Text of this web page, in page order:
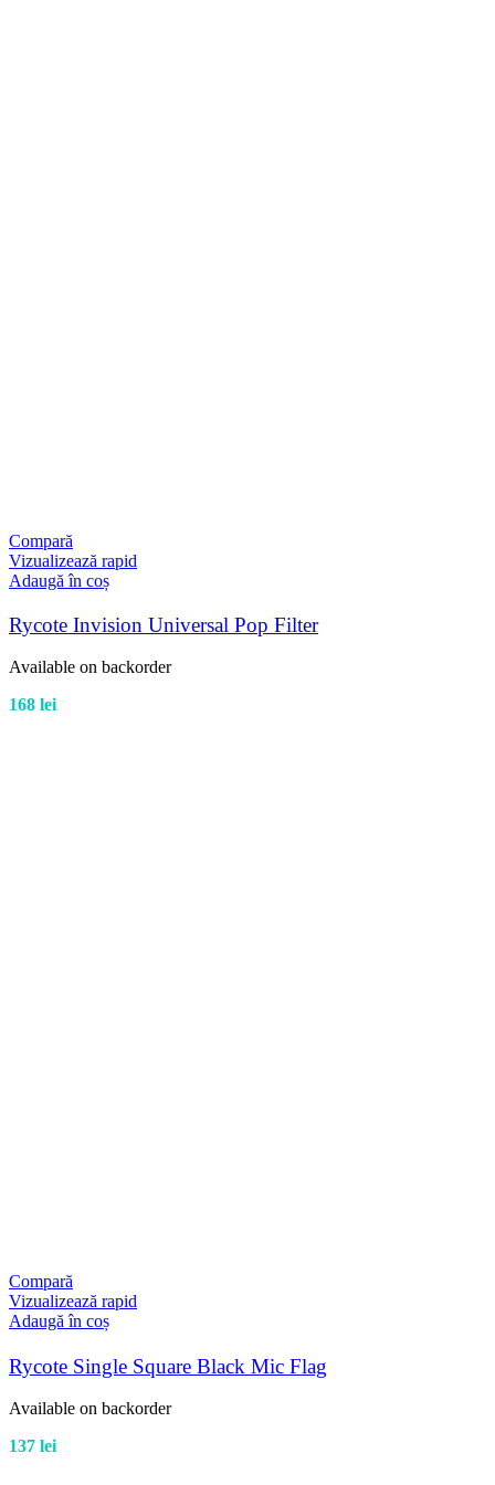
Compară
Vizualizează rapid
Adaugă în coș
Rycote Invision Universal Pop Filter
Available on backorder
168 lei
Compară
Vizualizează rapid
Adaugă în coș
Rycote Single Square Black Mic Flag
Available on backorder
137 lei